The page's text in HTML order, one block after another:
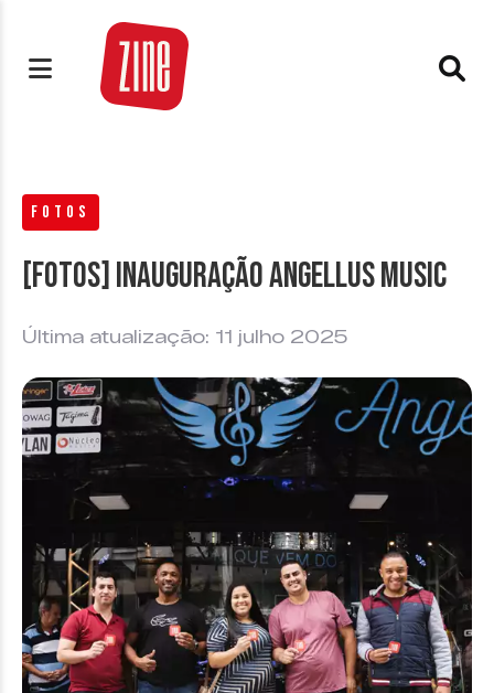
FOTOS
[FOTOS] Inauguração Angellus Music
Última atualização: 11 julho 2025